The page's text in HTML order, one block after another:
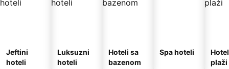
Jeftini
hoteli
Luksuzni
hoteli
Hoteli sa
bazenom
Spa hoteli
plaži